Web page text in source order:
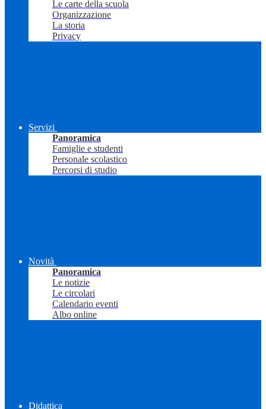
Le carte della scuola
Organizzazione
La storia
Privacy
Servizi
Panoramica
Famiglie e studenti
Personale scolastico
Percorsi di studio
Novità
Panoramica
Le notizie
Le circolari
Calendario eventi
Albo online
Didattica